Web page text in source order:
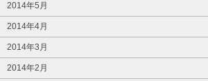
2014年5月
2014年4月
2014年3月
2014年2月